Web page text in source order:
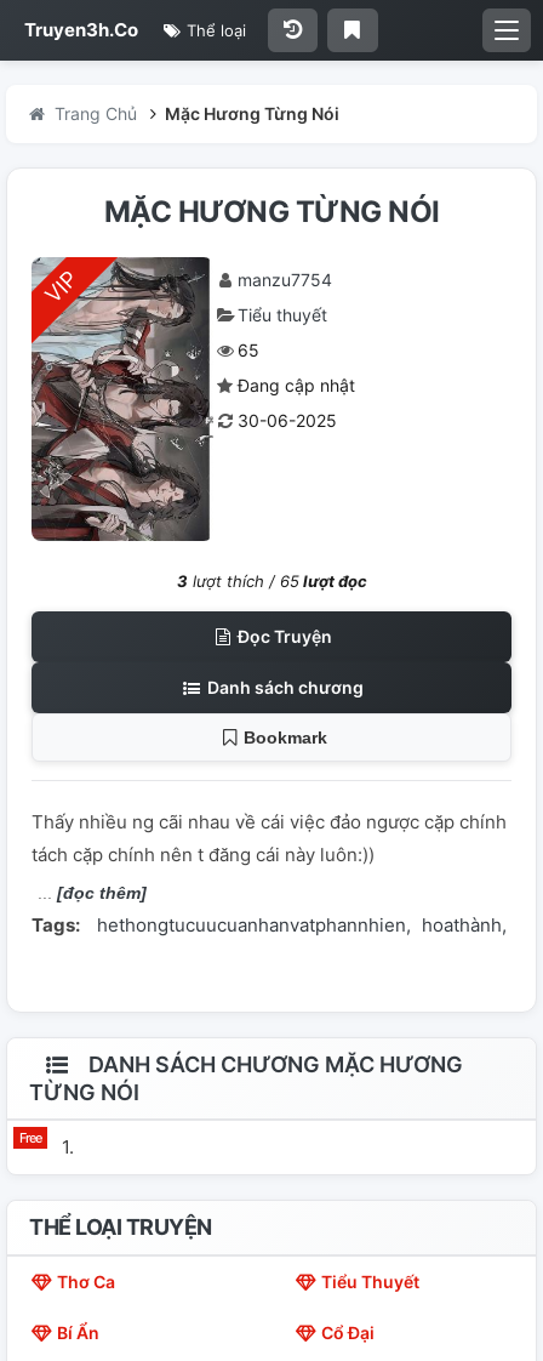
Truyen3h.Co Thể loại
Trang Chủ Mặc Hương Từng Nói
MẶC HƯƠNG TỪNG NÓI
manzu7754
Tiểu thuyết
65
Đang cập nhật
30-06-2025
3 lượt thích / 65lượt đọc
Đọc Truyện
Danh sách chương
Bookmark
Thấy nhiều ng cãi nhau về cái việc đảo ngược cặp chính
tách cặp chính nên t đăng cái này luôn:))
[đọc thêm]
Tags: hethongtucuucuanhanvatphannhien hoathành
DANH SÁCH CHƯƠNG MẶC HƯƠNG
TỪNG NÓI
1.
THỂ LOẠI TRUYỆN
Thơ Ca Tiểu Thuyết
Bí Ẩn Cổ Đại